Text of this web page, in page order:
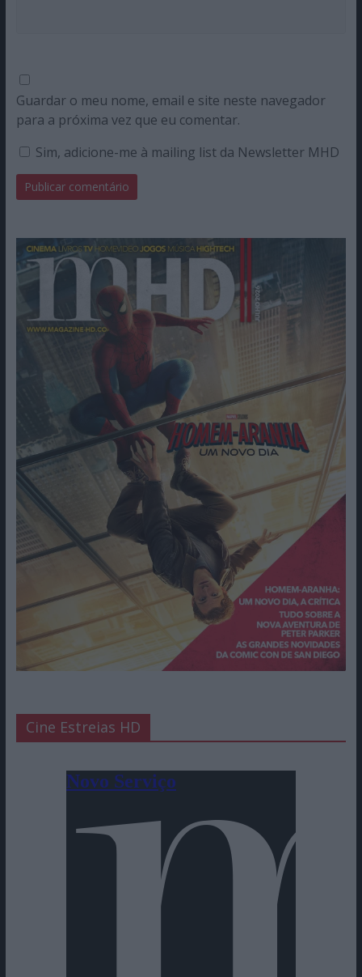
Guardar o meu nome, email e site neste navegador
para a próxima vez que eu comentar.
Sim, adicione-me à mailing list da Newsletter MHD
Cine Estreias HD